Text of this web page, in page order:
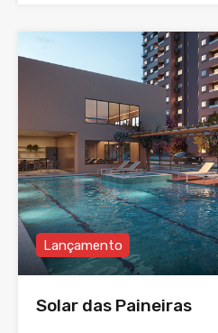
Lançamento
Solar das Paineiras